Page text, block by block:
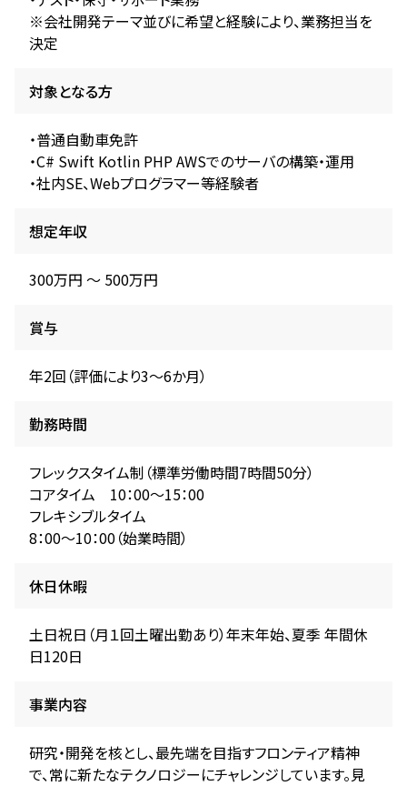
※会社開発テーマ並びに希望と経験により、業務担当を
決定
対象となる方
・普通自動車免許
・C# Swift Kotlin PHP AWSでのサーバの構築・運用
・社内SE、Webプログラマー等経験者
想定年収
300万円 〜 500万円
賞与
年2回（評価により3～6か月）
勤務時間
フレックスタイム制（標準労働時間7時間50分）
コアタイム 10：00～15：00
フレキシブルタイム
8：00～10：00（始業時間）
休日休暇
土日祝日（月１回土曜出勤あり）年末年始、夏季 年間休
日120日
事業内容
研究・開発を核とし、最先端を目指すフロンティア精神
で、常に新たなテクノロジーにチャレンジしています。見